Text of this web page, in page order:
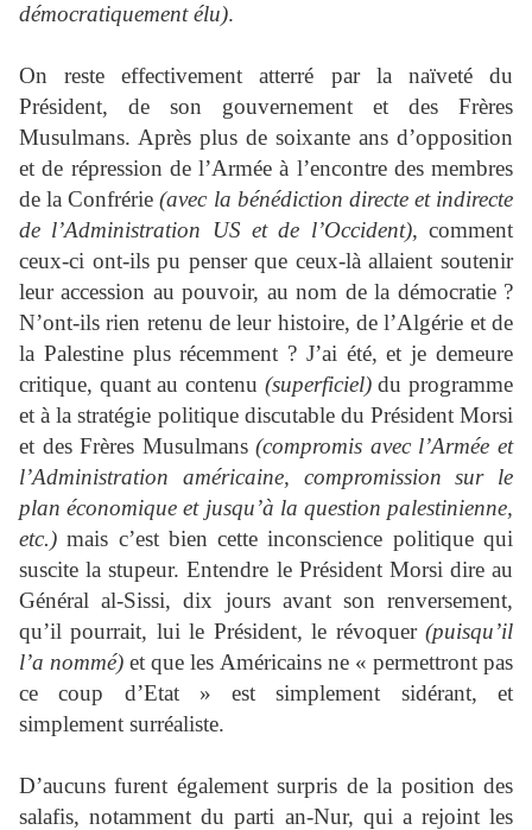
démocratiquement élu).
On reste effectivement atterré par la naïveté du
Président, de son gouvernement et des Frères
Musulmans. Après plus de soixante ans d’opposition
et de répression de l’Armée à l’encontre des membres
de la Confrérie(avec la bénédiction directe et indirecte
de l’Administration US et de l’Occident), comment
ceux-ci ont-ils pu penser que ceux-là allaient soutenir
leur accession au pouvoir, au nom de la démocratie ?
N’ont-ils rien retenu de leur histoire, de l’Algérie et de
la Palestine plus récemment ? J’ai été, et je demeure
critique, quant au contenu (superficiel)du programme
et à la stratégie politique discutable du Président Morsi
et des Frères Musulmans(compromis avec l’Armée et
l’Administration américaine, compromission sur le
plan économique et jusqu’à la question palestinienne,
etc.) mais c’est bien cette inconscience politique qui
suscite la stupeur. Entendre le Président Morsi dire au
Général al-Sissi, dix jours avant son renversement,
qu’il pourrait, lui le Président, le révoquer (puisqu’il
l’a nommé) et que les Américains ne « permettront pas
ce coup d’Etat » est simplement sidérant, et
simplement surréaliste.
D’aucuns furent également surpris de la position des
salafis, notamment du parti an-Nur, qui a rejoint les